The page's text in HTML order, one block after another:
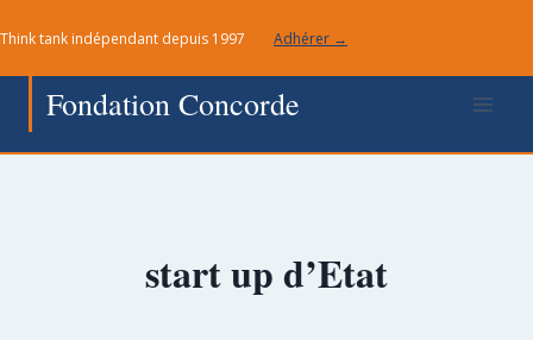
au
contenu
Think tank indépendant depuis 1997 Adhérer →
Fondation Concorde
start up d’Etat